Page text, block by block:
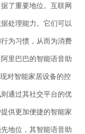
了重要地位。互联网
处理能力。它们可以
为习惯，从而为消费
里巴巴的智能语音助
对智能家居设备的控
通过其社交平台的优
供更加便捷的智能家
地位，其智能语音助